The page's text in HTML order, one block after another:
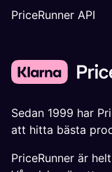
PriceRunner API
Sedan 1999 har
att hitta bästa
PriceRunner är